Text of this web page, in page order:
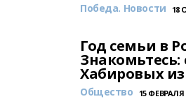
Победа. Новости 18
Год семьи в
Знакомьтесь:
Хабировых из
Общество 15 ФЕВРАЛЯ